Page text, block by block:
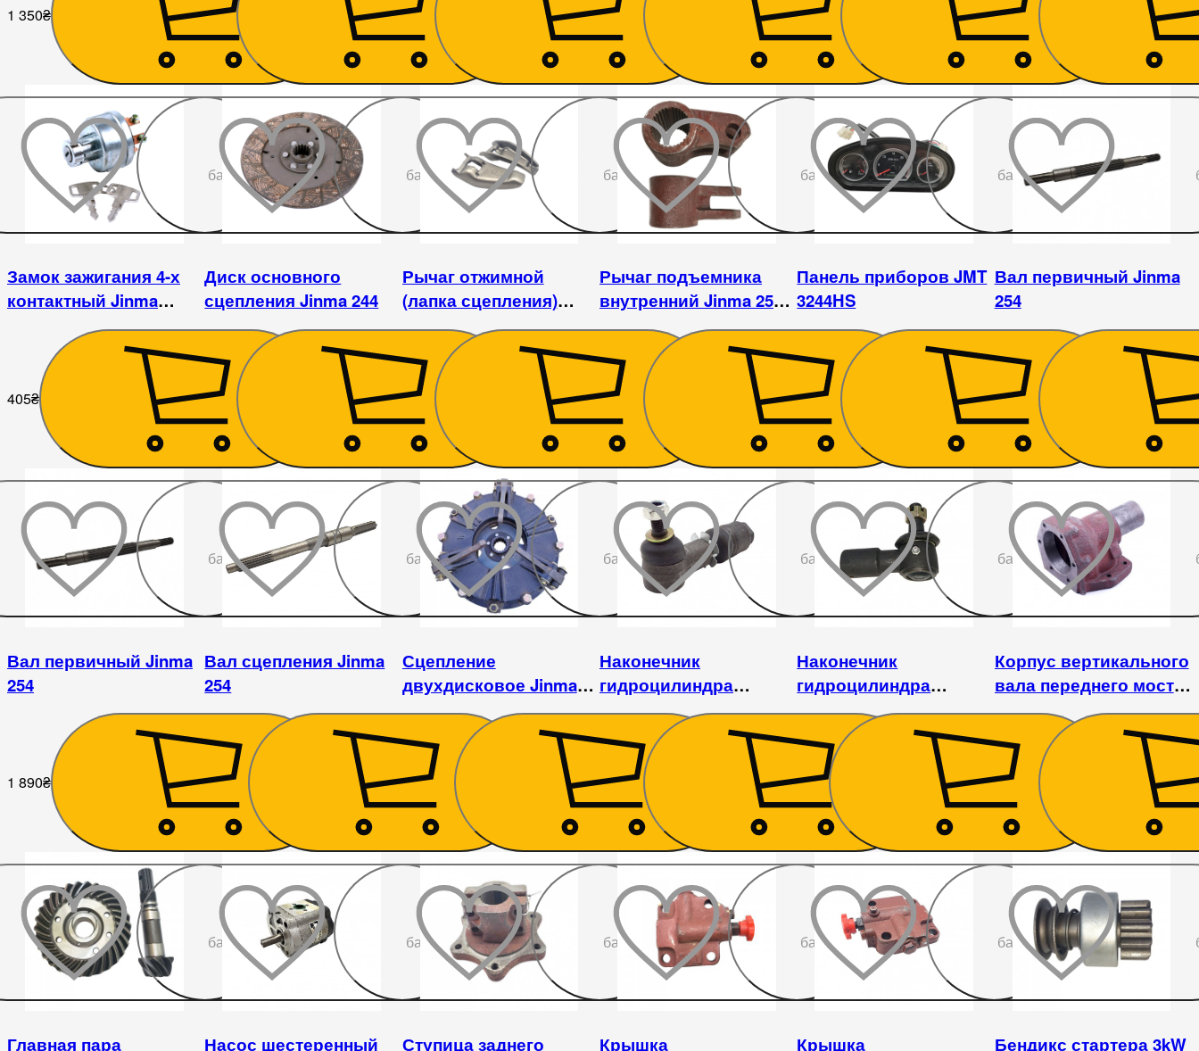
1 350₴ 945₴ 293 1 185 1 575 ₴ 9 225
До
бажаного
Замок зажигания 4-х
контактный Jinma
405₴
бажаного
Диск основного
сцепления Jinma 244
675 ₴
бажаного
Рычаг отжимной
(лапка сцепления)
Foton 244, Jinma 244,
DW 244
135
До
бажаного
Рычаг подъемника
внутренний Jinma 254 /
DW244AHT
1 148
бажаного
Панель приборов JMT
3244HS
6 525 ₴
Вал первичный Jinma
254
1 890
бажаного
Вал первичный Jinma
254
1 890₴
До
бажаного
Вал сцепления Jinma
254
1 386 ₴
До
бажаного
Сцепление
двухдисковое Jinma
244
11 250
бажаного
Наконечник
гидроцилиндра
поворотный Jinma
244/404
1 238₴
До
бажаного
Наконечник
гидроцилиндра
поворотный Jinma
244/404
756₴
Корпус вертикального
вала переднего моста
Jinma 240/244
2 160
бажаного
Главная пара
бажаного
Насос шестеренный
бажаного
Ступица заднего
бажаного
Крышка
До
бажаного
Крышка Бендикс стартера 3kW